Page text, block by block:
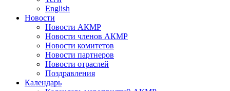
English
Новости
Новости АКМР
Новости членов АКМР
Новости комитетов
Новости партнеров
Новости отраслей
Поздравления
Календарь